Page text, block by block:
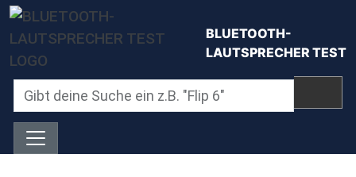
Direkt zum Inhalt
BLUETOOTH-
LAUTSPRECHER TEST